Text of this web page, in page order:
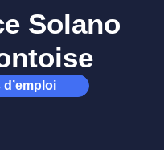
Solano